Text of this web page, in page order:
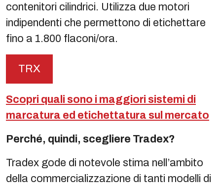
contenitori cilindrici. Utilizza due motori
indipendenti che permettono di etichettare
fino a 1.800 flaconi/ora.
TRX
Scopri quali sono i maggiori sistemi di
marcatura ed etichettatura sul mercato
Perché, quindi, scegliere Tradex?
Tradex gode di notevole stima nell’ambito
della commercializzazione di tanti modelli di